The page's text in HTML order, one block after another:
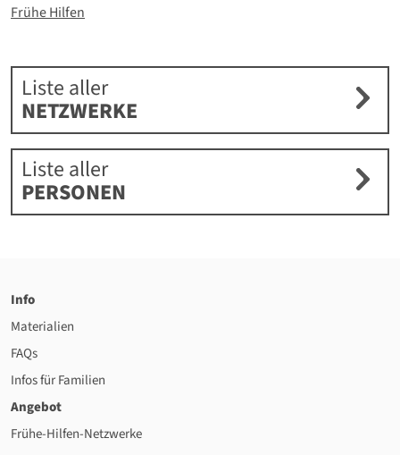
Frühe Hilfen
Liste aller
NETZWERKE
Liste aller
PERSONEN
Info
Materialien
FAQs
Infos für Familien
Angebot
Frühe-Hilfen-Netzwerke